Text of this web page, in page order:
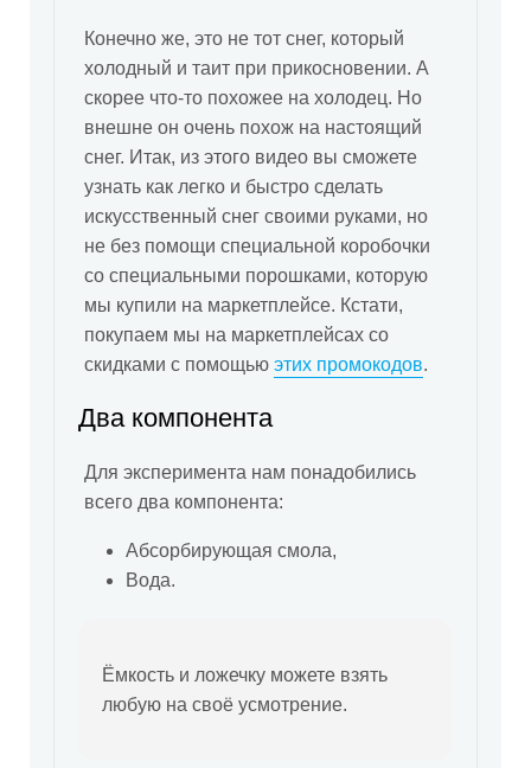
Конечно же, это не тот снег, который
холодный и таит при прикосновении. А
скорее что-то похожее на холодец. Но
внешне он очень похож на настоящий
снег. Итак, из этого видео вы сможете
узнать как легко и быстро сделать
искусственный снег своими руками, но
не без помощи специальной коробочки
со специальными порошками, которую
мы купили на маркетплейсе. Кстати,
покупаем мы на маркетплейсах со
скидками с помощью этих промокодов.
Два компонента
Для эксперимента нам понадобились
всего два компонента:
Абсорбирующая смола,
Вода.
Ёмкость и ложечку можете взять
любую на своё усмотрение.